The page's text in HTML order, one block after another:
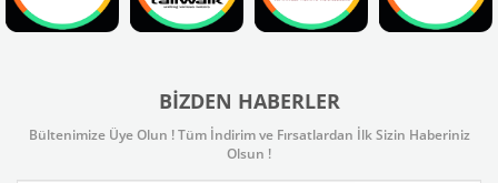
BIZDEN HABERLER
Bültenimize Üye Olun ! Tüm İndirim ve Fırsatlardan İlk Sizin Haberiniz
Olsun !